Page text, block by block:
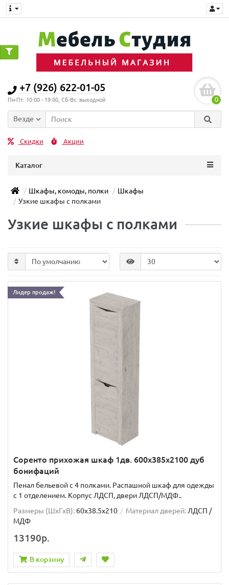
+7 (926) 622-01-05
Пн-Пт: 10:00 - 19:00, Сб-Вс: выходной 0
Везде
Скидки Акции
Каталог
Шкафы, комоды, полки
Шкафы
Узкие шкафы с полками
Узкие шкафы с полками
Лидер продаж!
Соренто прихожая шкаф 1дв. 600x385x2100 дуб
бонифаций
Пенал бельевой с 4 полками. Распашной шкаф для одежды
с 1 отделением. Корпус ЛДСП, двери ЛДСП/МДФ..
Размеры (ШxГxВ): 60x38.5x210 Материал дверей: ЛДСП /
МДФ
13190р.
В корзину